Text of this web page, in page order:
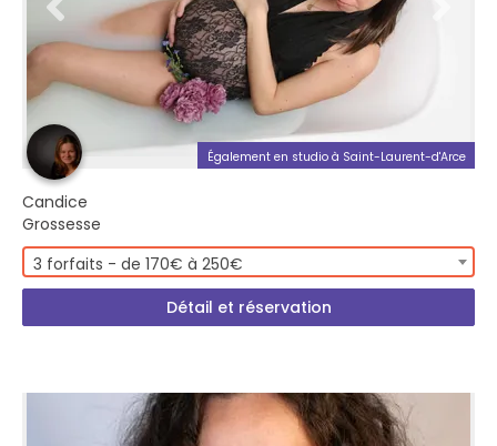
Également en studio à Saint-Laurent-d'Arce
Candice
Grossesse
3 forfaits - de 170€ à 250€
Détail et réservation